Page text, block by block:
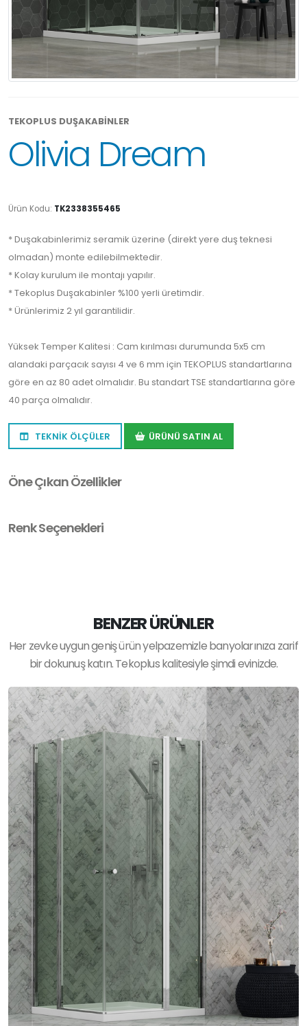
TEKOPLUS DUŞAKABİNLER
Olivia Dream
Ürün Kodu: TK2338355465
* Duşakabinlerimiz seramik üzerine (direkt yere duş teknesi
olmadan) monte edilebilmektedir.
* Kolay kurulum ile montajı yapılır.
* Tekoplus Duşakabinler %100 yerli üretimdir.
* Ürünlerimiz 2 yıl garantilidir.
Yüksek Temper Kalitesi : Cam kırılması durumunda 5x5 cm
alandaki parçacık sayısı 4 ve 6 mm için TEKOPLUS standartlarına
göre en az 80 adet olmalıdır. Bu standart TSE standartlarına göre
40 parça olmalıdır.
TEKNİK ÖLÇÜLER ÜRÜNÜ SATIN AL
Öne Çıkan Özellikler
Renk Seçenekleri
BENZER ÜRÜNLER
Her zevke uygun geniş ürün yelpazemizle banyolarınıza zarif
bir dokunuş katın. Tekoplus kalitesiyle şimdi evinizde.